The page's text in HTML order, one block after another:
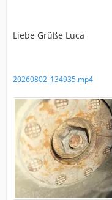
Liebe Grüße Luca
20260802_134935.mp4